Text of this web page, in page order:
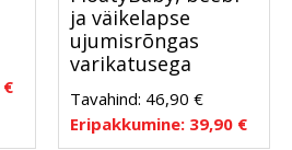
€
ja väikelapse
ujumisrõngas
varikatusega
Tavahind: 46,90 €
Eripakkumine: 39,90 €